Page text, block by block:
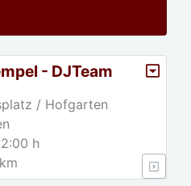
- DJTeam
/ Hofgarten
h